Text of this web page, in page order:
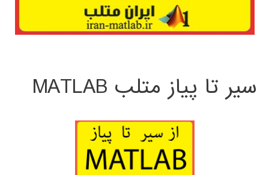
سیر تا پیاز متلب MATLAB